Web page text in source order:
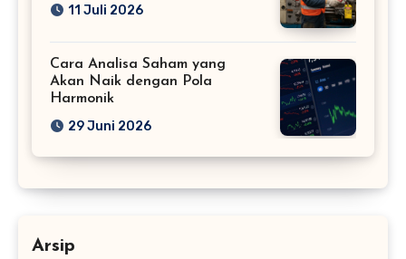
11 Juli 2026
Cara Analisa Saham yang
Akan Naik dengan Pola
Harmonik
29 Juni 2026
Arsip